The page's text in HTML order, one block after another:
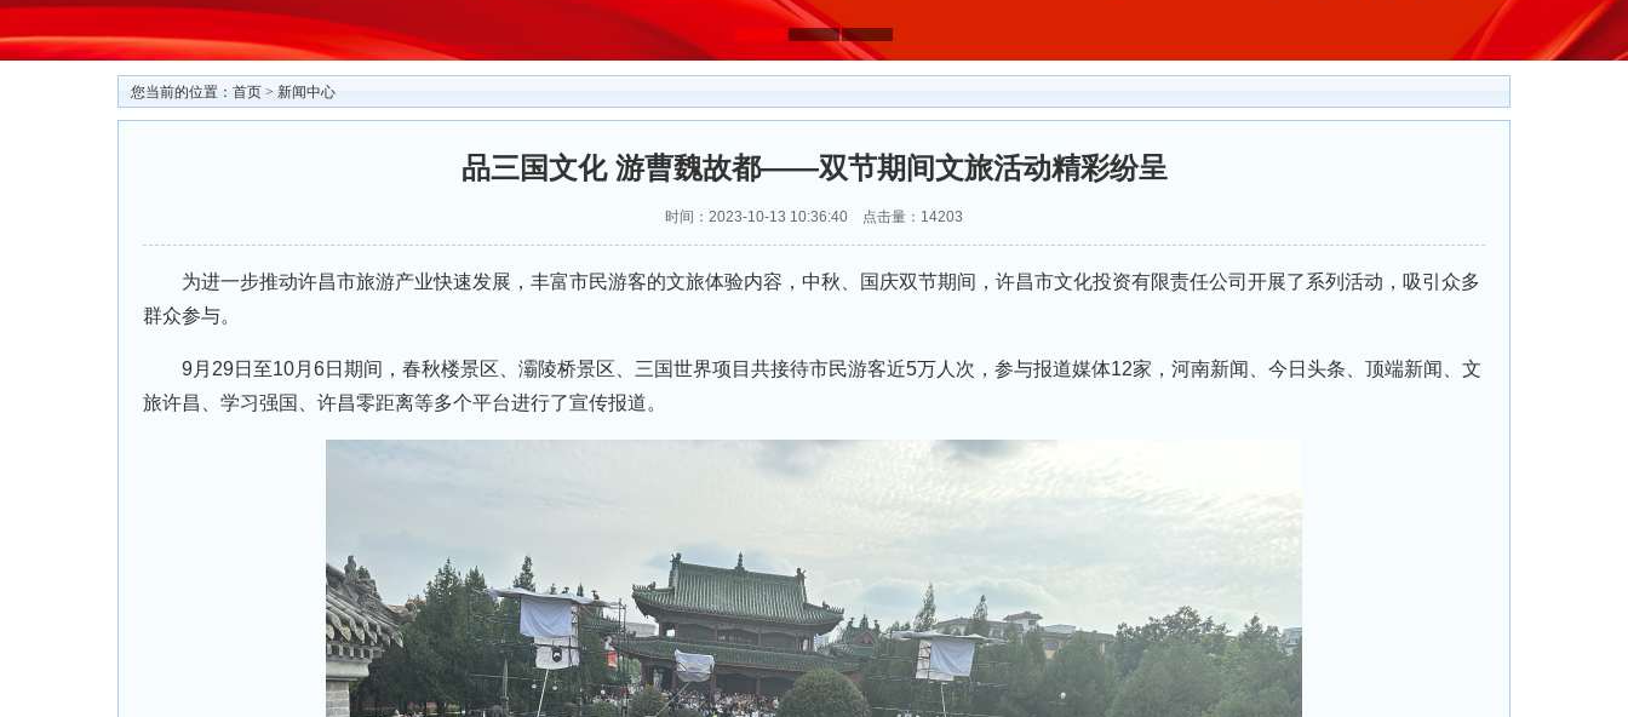
1 2 3
您当前的位置： 首页 > 新闻中心
品三国文化 游曹魏故都——双节期间文旅活动精彩纷呈
时间：2023-10-13 10:36:40 点击量：14203
为进一步推动许昌市旅游产业快速发展，丰富市民游客的文旅体验内容，中秋、国庆双节期间，许昌市文化投资有限责任公司开展了系列活动，吸引众多
群众参与。
9月29日至10月6日期间，春秋楼景区、灞陵桥景区、三国世界项目共接待市民游客近5万人次，参与报道媒体12家，河南新闻、今日头条、顶端新闻、文
旅许昌、学习强国、许昌零距离等多个平台进行了宣传报道。